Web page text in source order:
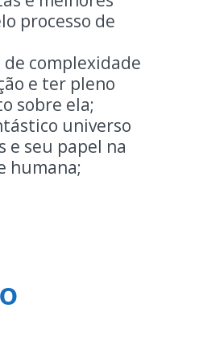
processo de
complexidade
e ter pleno
sobre ela;
universo
e seu papel na
humana;